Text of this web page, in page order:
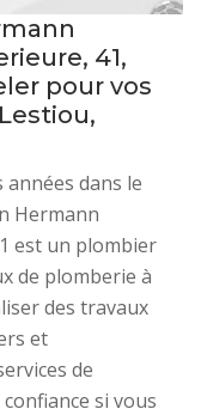
41,
pour vos
dans le
Hermann
est un plombier
de plomberie à
des travaux
et
de
si vous